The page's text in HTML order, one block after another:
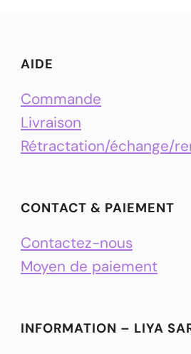
AIDE
Commande
Livraison
Rétractation/échange/
CONTACT & PAIEMENT
Contactez-nous
Moyen de paiement
INFORMATION – LIYA